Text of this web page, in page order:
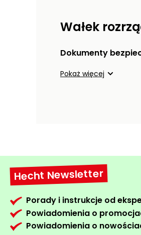
Wałek
Dokumenty
Pokaż więcej
Hecht Newsletter
Porady i instrukcje od
Powiadomienia o
Powiadomienia o